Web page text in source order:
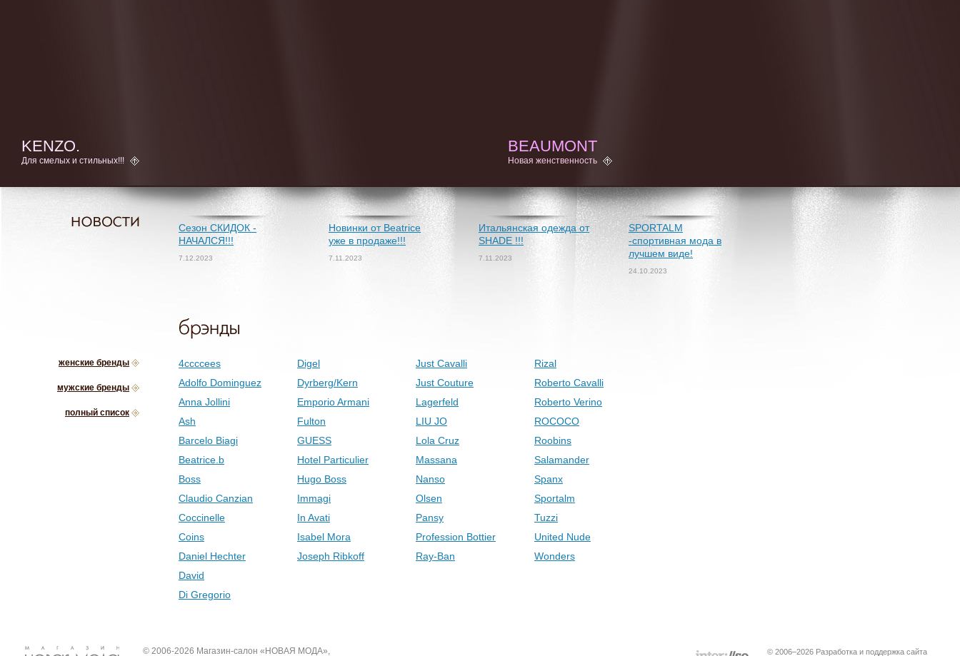
KENZO.
Для смелых и стильных!!!
BEAUMONT
Новая женственность
Сезон СКИДОК -
НАЧАЛСЯ!!!
7.12.2023
Новинки от Beatrice
уже в продаже!!!
7.11.2023
Итальянская одежда от
SHADE !!!
7.11.2023
SPORTALM
-спортивная мода в
лучшем виде!
24.10.2023
женские бренды
мужские бренды
полный список
4ccccees
Adolfo Dominguez
Anna Jollini
Ash
Barcelo Biagi
Beatrice.b
Boss
Claudio Canzian
Coccinelle
Coins
Daniel Hechter
David
Di Gregorio
Digel
Dyrberg/Kern
Emporio Armani
Fulton
GUESS
Hotel Particulier
Hugo Boss
Immagi
In Avati
Isabel Mora
Joseph Ribkoff
Just Cavalli
Just Couture
Lagerfeld
LIU JO
Lola Cruz
Massana
Nanso
Olsen
Pansy
Profession Bottier
Ray-Ban
Rizal
Roberto Cavalli
Roberto Verino
ROCOCO
Roobins
Salamander
Spanx
Sportalm
Tuzzi
United Nude
Wonders
© 2006-2026 Магазин-салон «НОВАЯ МОДА», © 2006–2026 Разработка и поддержка сайта